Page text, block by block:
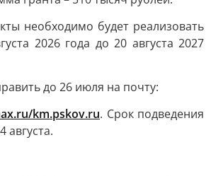
необходимо будет реализовать
2026 года до 20 августа 2027
до 26 июля на почту:
km.pskov.ru. Срок подведения
августа.